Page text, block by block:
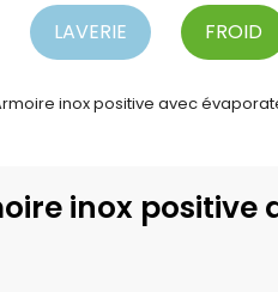
LAVERIE FROID
inox positive avec
inox positive